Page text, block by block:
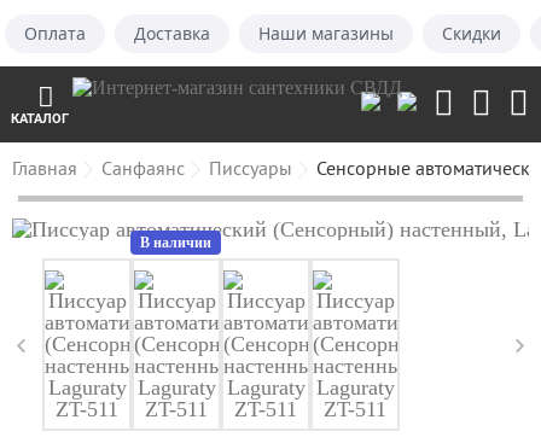
Оплата Доставка Наши магазины Скидки
КАТАЛОГ
Главная Санфаянс Писсуары Сенсорные
В наличии